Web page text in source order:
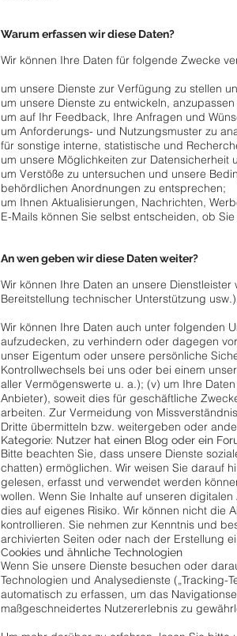
Warum erfassen wir diese Daten?
Wir können Ihre Daten für folgende Zwecke
um unsere Dienste zur Verfügung zu stellen
um unsere Dienste zu entwickeln,
um auf Ihr Feedback, Ihre Anfragen und
um Anforderungs- und Nutzungsmuster zu
für sonstige interne, statistische und
um unsere Möglichkeiten zur
um Verstöße zu untersuchen und unsere
behördlichen Anordnungen zu entsprechen;
um Ihnen Aktualisierungen, Nachrichten,
E-Mails können Sie selbst entscheiden, ob
An wen geben wir diese Daten weiter?
Wir können Ihre Daten an unsere
Bereitstellung technischer Unterstützung
Wir können Ihre Daten auch unter folgenden
aufzudecken, zu verhindern oder dagegen
unser Eigentum oder unsere persönliche
Kontrollwechsels bei uns oder bei einem
aller Vermögenswerte u. a.); (v) um Ihre
Anbieter), soweit dies für geschäftliche
arbeiten. Zur Vermeidung von
Dritte übermitteln bzw. weitergeben oder
Kategorie: Nutzer hat einen Blog oder ein
Bitte beachten Sie, dass unsere Dienste
chatten) ermöglichen. Wir weisen Sie darauf
gelesen, erfasst und verwendet werden
wollen. Wenn Sie Inhalte auf unseren
dies auf eigenes Risiko. Wir können nicht die
kontrollieren. Sie nehmen zur Kenntnis und
archivierten Seiten oder nach der Erstellung
Cookies und ähnliche Technologien
Wenn Sie unsere Dienste besuchen oder
Technologien und Analysedienste („Tracking-
automatisch zu erfassen, um das
maßgeschneidertes Nutzererlebnis zu